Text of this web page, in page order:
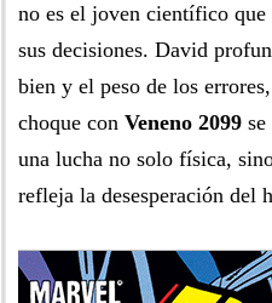
no es el joven científico
sus decisiones. David
bien y el peso de los
choque con Veneno 2099
una lucha no solo física,
refleja la desesperación del